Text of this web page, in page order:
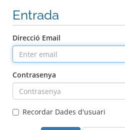
Entrada
Direcció Email
Contrasenya
Recordar Dades d'usuari